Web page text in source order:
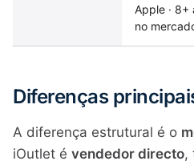
Apple · 8+
no
Diferenças
A diferença estrutural é o
iOutlet é vendedor directo,